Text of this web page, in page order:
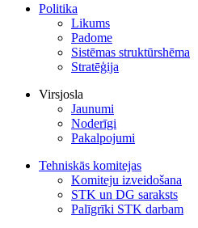
Politika
Likums
Padome
Sistēmas struktūrshēma
Stratēģija
Virsjosla
Jaunumi
Noderīgi
Pakalpojumi
Tehniskās komitejas
Komiteju izveidošana
STK un DG saraksts
Palīgrīki STK darbam